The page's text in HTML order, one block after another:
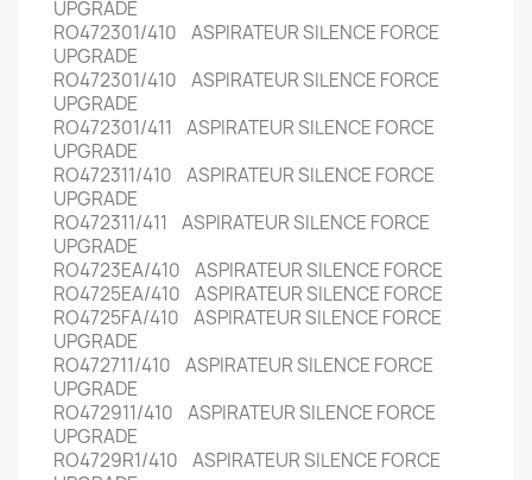
UPGRADE
RO472301/410 ASPIRATEUR SILENCE FORCE
UPGRADE
RO472301/410 ASPIRATEUR SILENCE FORCE
UPGRADE
RO472301/411 ASPIRATEUR SILENCE FORCE
UPGRADE
RO472311/410 ASPIRATEUR SILENCE FORCE
UPGRADE
RO472311/411 ASPIRATEUR SILENCE FORCE
UPGRADE
RO4723EA/410 ASPIRATEUR SILENCE FORCE
RO4725EA/410 ASPIRATEUR SILENCE FORCE
RO4725FA/410 ASPIRATEUR SILENCE FORCE
UPGRADE
RO472711/410 ASPIRATEUR SILENCE FORCE
UPGRADE
RO472911/410 ASPIRATEUR SILENCE FORCE
UPGRADE
RO4729R1/410 ASPIRATEUR SILENCE FORCE